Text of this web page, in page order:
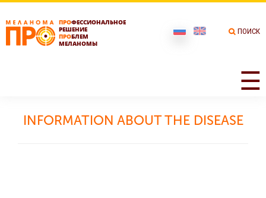
ПРОФЕССИОНАЛЬНОЕ
РЕШЕНИЕ
ПРОБЛЕМ
МЕЛАНОМЫ
☰
ПОИСК
INFORMATION ABOUT THE DISEASE